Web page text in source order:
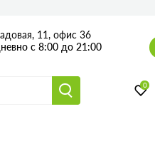
11, офис 36
с 8:00 до 21:00
0